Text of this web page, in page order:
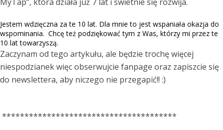
Jestem wdzięczna za te 10 lat. Dla mnie to jest wspaniała okazja do
wspominania. Chcę też podziękować tym z Was, którzy mi przez te
10 lat towarzyszą.
Zaczynam od tego artykułu, ale będzie trochę więcej
niespodzianek więc obserwujcie fanpage oraz zapiszcie się
do newslettera, aby niczego nie przegapić!! :)
***************************************